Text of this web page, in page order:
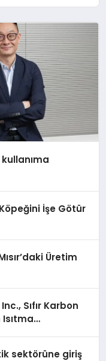
İşe Götür
Üretim
Sıfır Karbon
sektörüne giriş